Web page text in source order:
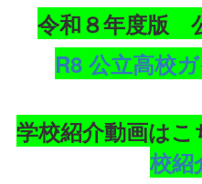
令和８年度版
R8 公立高校
学校紹介動画は
校紹